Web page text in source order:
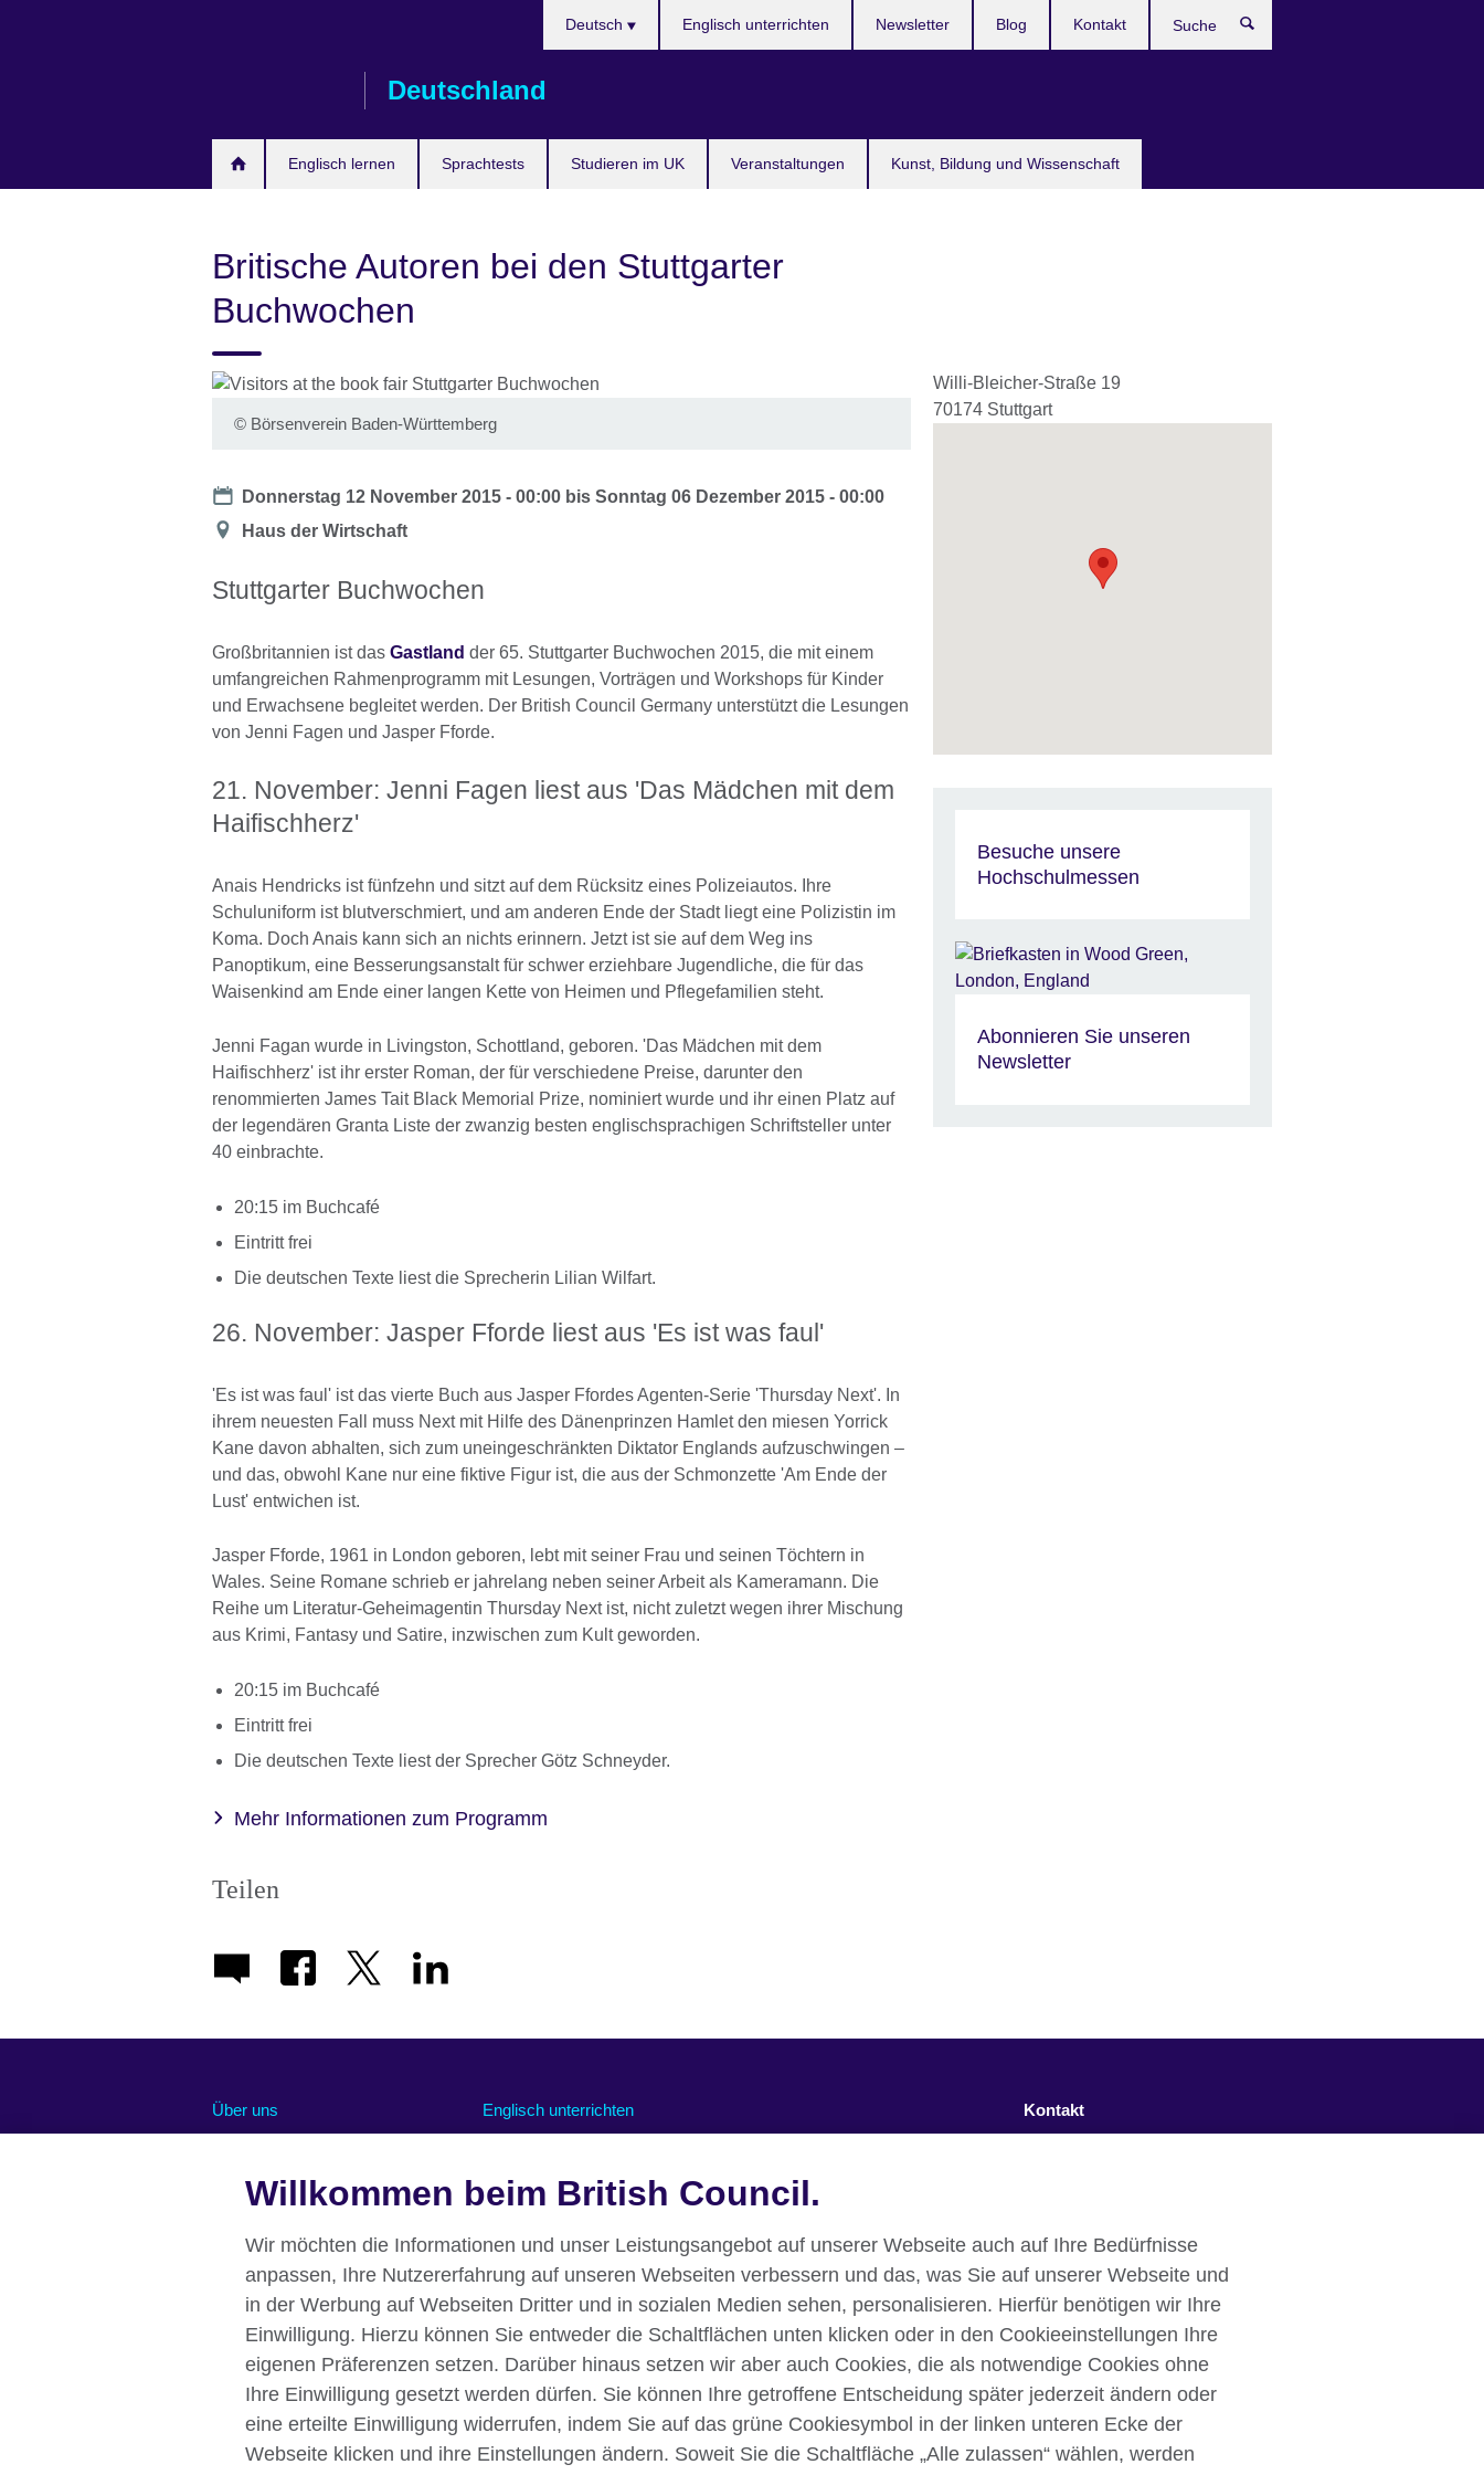
Deutschland
Englisch lernen Sprachtests Studieren im UK Veranstaltungen Kunst, Bildung und Wissenschaft
Deutsch Englisch unterrichten Newsletter Blog Kontakt
Britische Autoren bei den Stuttgarter
Buchwochen
© Börsenverein Baden-Württemberg
Date
Donnerstag 12 November 2015 - 00:00 bisSonntag 06 Dezember 2015 - 00:00
Location
Haus der Wirtschaft
Stuttgarter Buchwochen
Großbritannien ist das Gastland der 65. Stuttgarter Buchwochen 2015, die mit einem
umfangreichen Rahmenprogramm mit Lesungen, Vorträgen und Workshops für Kinder
und Erwachsene begleitet werden. Der British Council Germany unterstützt die Lesungen
von Jenni Fagen und Jasper Fforde.
21. November: Jenni Fagen liest aus 'Das Mädchen mit dem
Haifischherz'
Anais Hendricks ist fünfzehn und sitzt auf dem Rücksitz eines Polizeiautos. Ihre
Schuluniform ist blutverschmiert, und am anderen Ende der Stadt liegt eine Polizistin im
Koma. Doch Anais kann sich an nichts erinnern. Jetzt ist sie auf dem Weg ins
Panoptikum, eine Besserungsanstalt für schwer erziehbare Jugendliche, die für das
Waisenkind am Ende einer langen Kette von Heimen und Pflegefamilien steht.
Jenni Fagan wurde in Livingston, Schottland, geboren. 'Das Mädchen mit dem
Haifischherz' ist ihr erster Roman, der für verschiedene Preise, darunter den
renommierten James Tait Black Memorial Prize, nominiert wurde und ihr einen Platz auf
der legendären Granta Liste der zwanzig besten englischsprachigen Schriftsteller unter
40 einbrachte.
20:15 im Buchcafé
Eintritt frei
Die deutschen Texte liest die Sprecherin Lilian Wilfart.
26. November: Jasper Fforde liest aus 'Es ist was faul'
'Es ist was faul' ist das vierte Buch aus Jasper Ffordes Agenten-Serie 'Thursday Next'. In
ihrem neuesten Fall muss Next mit Hilfe des Dänenprinzen Hamlet den miesen Yorrick
Kane davon abhalten, sich zum uneingeschränkten Diktator Englands aufzuschwingen –
und das, obwohl Kane nur eine fiktive Figur ist, die aus der Schmonzette 'Am Ende der
Lust' entwichen ist.
Jasper Fforde, 1961 in London geboren, lebt mit seiner Frau und seinen Töchtern in
Wales. Seine Romane schrieb er jahrelang neben seiner Arbeit als Kameramann. Die
Reihe um Literatur-Geheimagentin Thursday Next ist, nicht zuletzt wegen ihrer Mischung
aus Krimi, Fantasy und Satire, inzwischen zum Kult geworden.
20:15 im Buchcafé
Eintritt frei
Die deutschen Texte liest der Sprecher Götz Schneyder.
Mehr Informationen zum Programm
Teilen
Willi-Bleicher-Straße 19
70174 Stuttgart
Besuche unsere
Hochschulmessen
Abonnieren Sie unseren
Newsletter
Über uns
Chancengleichheit und Inklusion
Unsere grüne Agenda
Stellenangebote
Pressemitteilungen
Eine Nachricht von unserer British
Council Direktorin Deutschland
Affiliate marketing
Englisch unterrichten
Unterstützung für den Online-
Unterricht
Kontakt
YouTube
Instagram
British Council global Datenschutzerklärung Nutzungsbedingungen Your comments and complaints Cookies
Sitemap
Willkommen beim British Council.
Wir möchten die Informationen und unser Leistungsangebot auf unserer Webseite auch auf Ihre Bedürfnisse
anpassen, Ihre Nutzererfahrung auf unseren Webseiten verbessern und das, was Sie auf unserer Webseite und
in der Werbung auf Webseiten Dritter und in sozialen Medien sehen, personalisieren. Hierfür benötigen wir Ihre
Einwilligung. Hierzu können Sie entweder die Schaltflächen unten klicken oder in den Cookieeinstellungen Ihre
eigenen Präferenzen setzen. Darüber hinaus setzen wir aber auch Cookies, die als notwendige Cookies ohne
Ihre Einwilligung gesetzt werden dürfen. Sie können Ihre getroffene Entscheidung später jederzeit ändern oder
eine erteilte Einwilligung widerrufen, indem Sie auf das grüne Cookiesymbol in der linken unteren Ecke der
Webseite klicken und ihre Einstellungen ändern. Soweit Sie die Schaltfläche „Alle zulassen“ wählen, werden